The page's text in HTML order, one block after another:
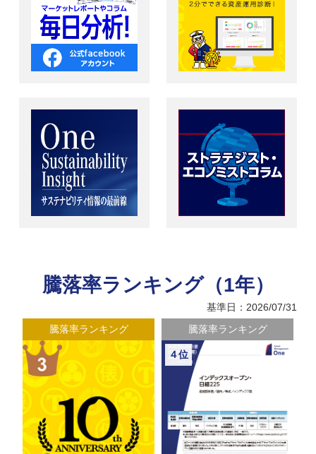
騰落率ランキング（1年）
基準日：2026/07/31
騰落率ランキング
騰落率ランキング
４位